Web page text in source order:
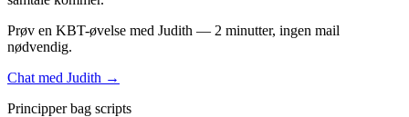
Prøv en KBT-øvelse med Judith — 2 minutter, ingen mail
nødvendig.
Chat med Judith →
Principper bag scripts